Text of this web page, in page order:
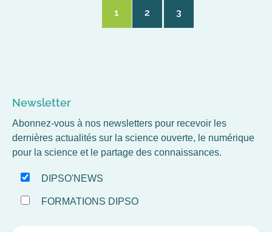
Page
1
Page
2
Page
3
Newsletter
Abonnez-vous à nos newsletters pour recevoir les
dernières actualités sur la science ouverte, le numérique
pour la science et le partage des connaissances.
DIPSO'NEWS
FORMATIONS DIPSO